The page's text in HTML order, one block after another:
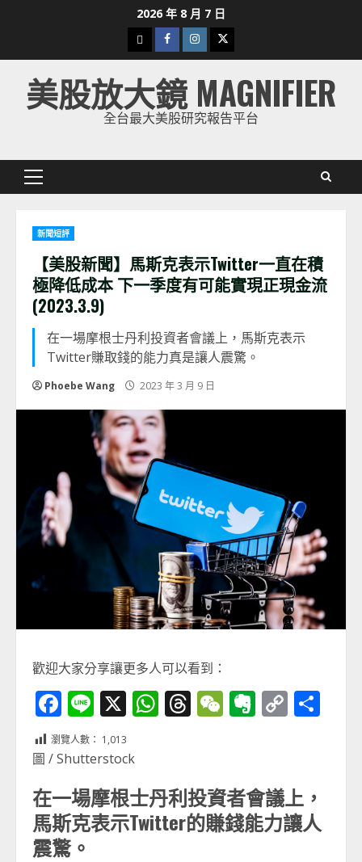
2026 年 8 月 7 日
下
載
美
股
Facebook
Instagram
Twitter
美股放大鏡 MAGNIFIER
全台最大美股研究報告平台
Primary
新聞短評
【美股新聞】馬斯克表示Twitter一直在積
極降低成本 下一季度有可能實現正現金流
(2023.3.9)
在一場摩根士丹利投資者會議上，馬斯克表示
Twitter賺取錢的能力真是讓人震驚。
Phoebe Wang 2023 年 3 月 9 日
歡迎大家分享讓更多人可以看到：
Facebook
Line
X WhatsApp
Threads
WeChat
Evernote
Copy
瀏覽人數： 1,013
圖 / Shutterstock
在一場摩根士丹利投資者會議上，
馬斯克表示Twitter的賺錢能力讓人
震驚。